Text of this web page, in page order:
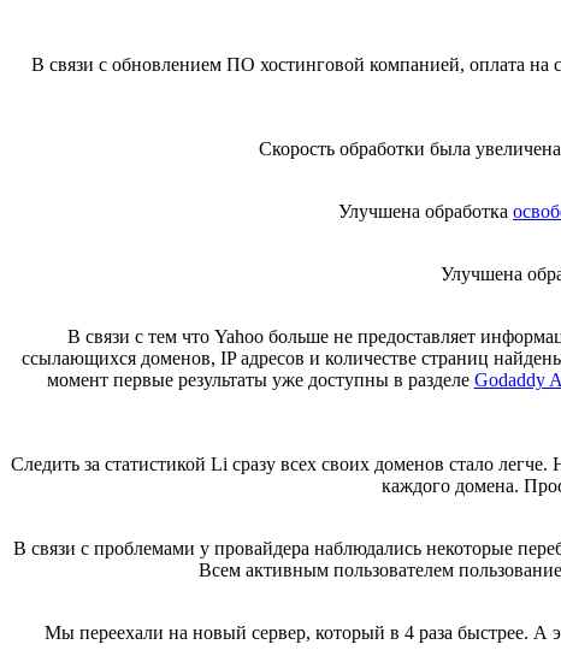
В связи с обновлением ПО хостинговой компанией, оплата на
Скорость обработки была
Улучшена обработка
Улучшена
В связи с тем что Yahoo больше не предоставляет
ссылающихся доменов, IP адресов и количестве страниц
момент первые результаты уже доступны в разделе Godaddy
Следить за статистикой Li сразу всех своих доменов стало
каждого домена.
В связи с проблемами у провайдера наблюдались некоторые
Всем активным пользователем
Мы переехали на новый сервер, который в 4 раза быстрее. А